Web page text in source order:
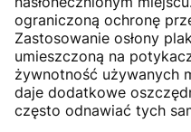
ograniczoną ochronę
Zastosowanie osłony
umieszczoną na
żywnotność używanych
daje dodatkowe
często odnawiać tych